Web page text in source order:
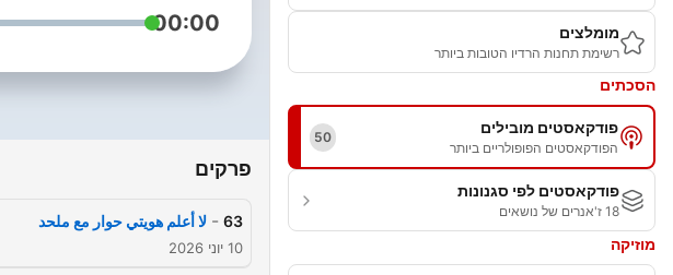
מומלצים
רשימת תחנות הרדיו הטובות ביותר
הסכתים
פודקאסטים מובילים
הפודקאסטים הפופולריים ביותר
50
פודקאסטים לפי סגנונות
18 ז'אנרים של נושאים
מוזיקה
00:00
פרקים
63
- لا أعلم هويتي حوار مع ملحد
10 יוני 2026